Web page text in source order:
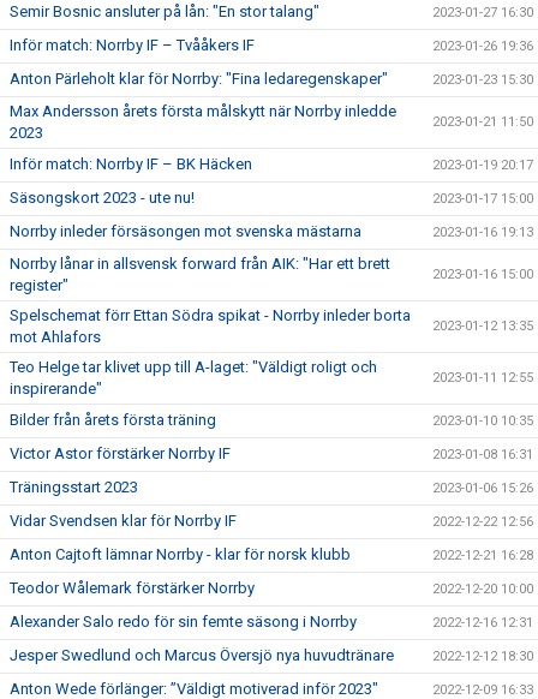
Semir Bosnic ansluter på lån: "En stor talang" 2023-01-27 16:30
Inför match: Norrby IF – Tvååkers IF 2023-01-26 19:36
Anton Pärleholt klar för Norrby: "Fina ledaregenskaper" 2023-01-23 15:30
Max Andersson årets första målskytt när Norrby inledde
2023
2023-01-21 11:50
Inför match: Norrby IF – BK Häcken 2023-01-19 20:17
Säsongskort 2023 - ute nu! 2023-01-17 15:00
Norrby inleder försäsongen mot svenska mästarna 2023-01-16 19:13
Norrby lånar in allsvensk forward från AIK: "Har ett brett
register"
2023-01-16 15:00
Spelschemat förr Ettan Södra spikat - Norrby inleder borta
mot Ahlafors
2023-01-12 13:35
Teo Helge tar klivet upp till A-laget: "Väldigt roligt och
inspirerande"
2023-01-11 12:55
Bilder från årets första träning 2023-01-10 10:35
Victor Astor förstärker Norrby IF 2023-01-08 16:31
Träningsstart 2023 2023-01-06 15:26
Vidar Svendsen klar för Norrby IF 2022-12-22 12:56
Anton Cajtoft lämnar Norrby - klar för norsk klubb 2022-12-21 16:28
Teodor Wålemark förstärker Norrby 2022-12-20 10:00
Alexander Salo redo för sin femte säsong i Norrby 2022-12-16 12:31
Jesper Swedlund och Marcus Översjö nya huvudtränare 2022-12-12 18:30
Anton Wede förlänger: ”Väldigt motiverad inför 2023" 2022-12-09 16:33